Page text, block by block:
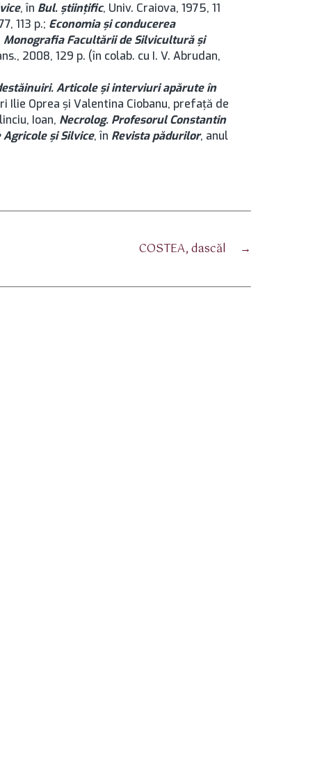
, în Bul. ştiinţific, Univ. Craiova, 1975, 11
113 p.; Economia și conducerea
Monografia Facultării de Silvicultură și
2008, 129 p. (în colab. cu I. V. Abrudan,
Articole și interviuri apărute în
Ilie Oprea și Valentina Ciobanu, prefață de
Ioan, Necrolog. Profesorul Constantin
și Silvice, în Revista pădurilor, anul
→
COSTEA, dascăl